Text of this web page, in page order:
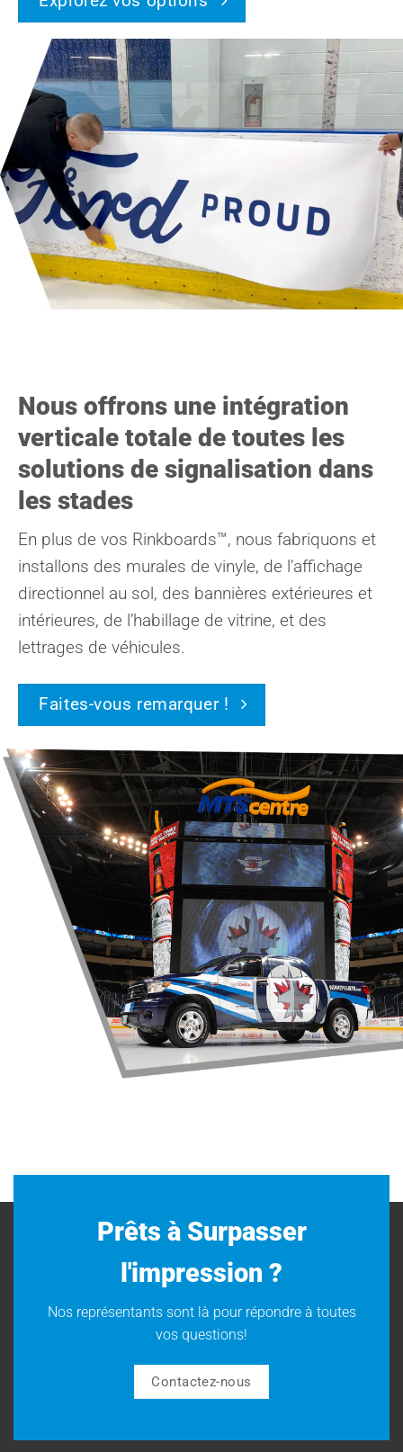
Nous offrons une intégration
verticale totale de toutes les
solutions de signalisation dans
les stades
En plus de vos Rinkboards™, nous fabriquons et
installons des murales de vinyle, de l’affichage
directionnel au sol, des bannières extérieures et
intérieures, de l’habillage de vitrine, et des
lettrages de véhicules.
Faites-vous remarquer !
Prêts à Surpasser
l'impression ?
Nos représentants sont là pour répondre à toutes
vos questions!
Contactez-nous